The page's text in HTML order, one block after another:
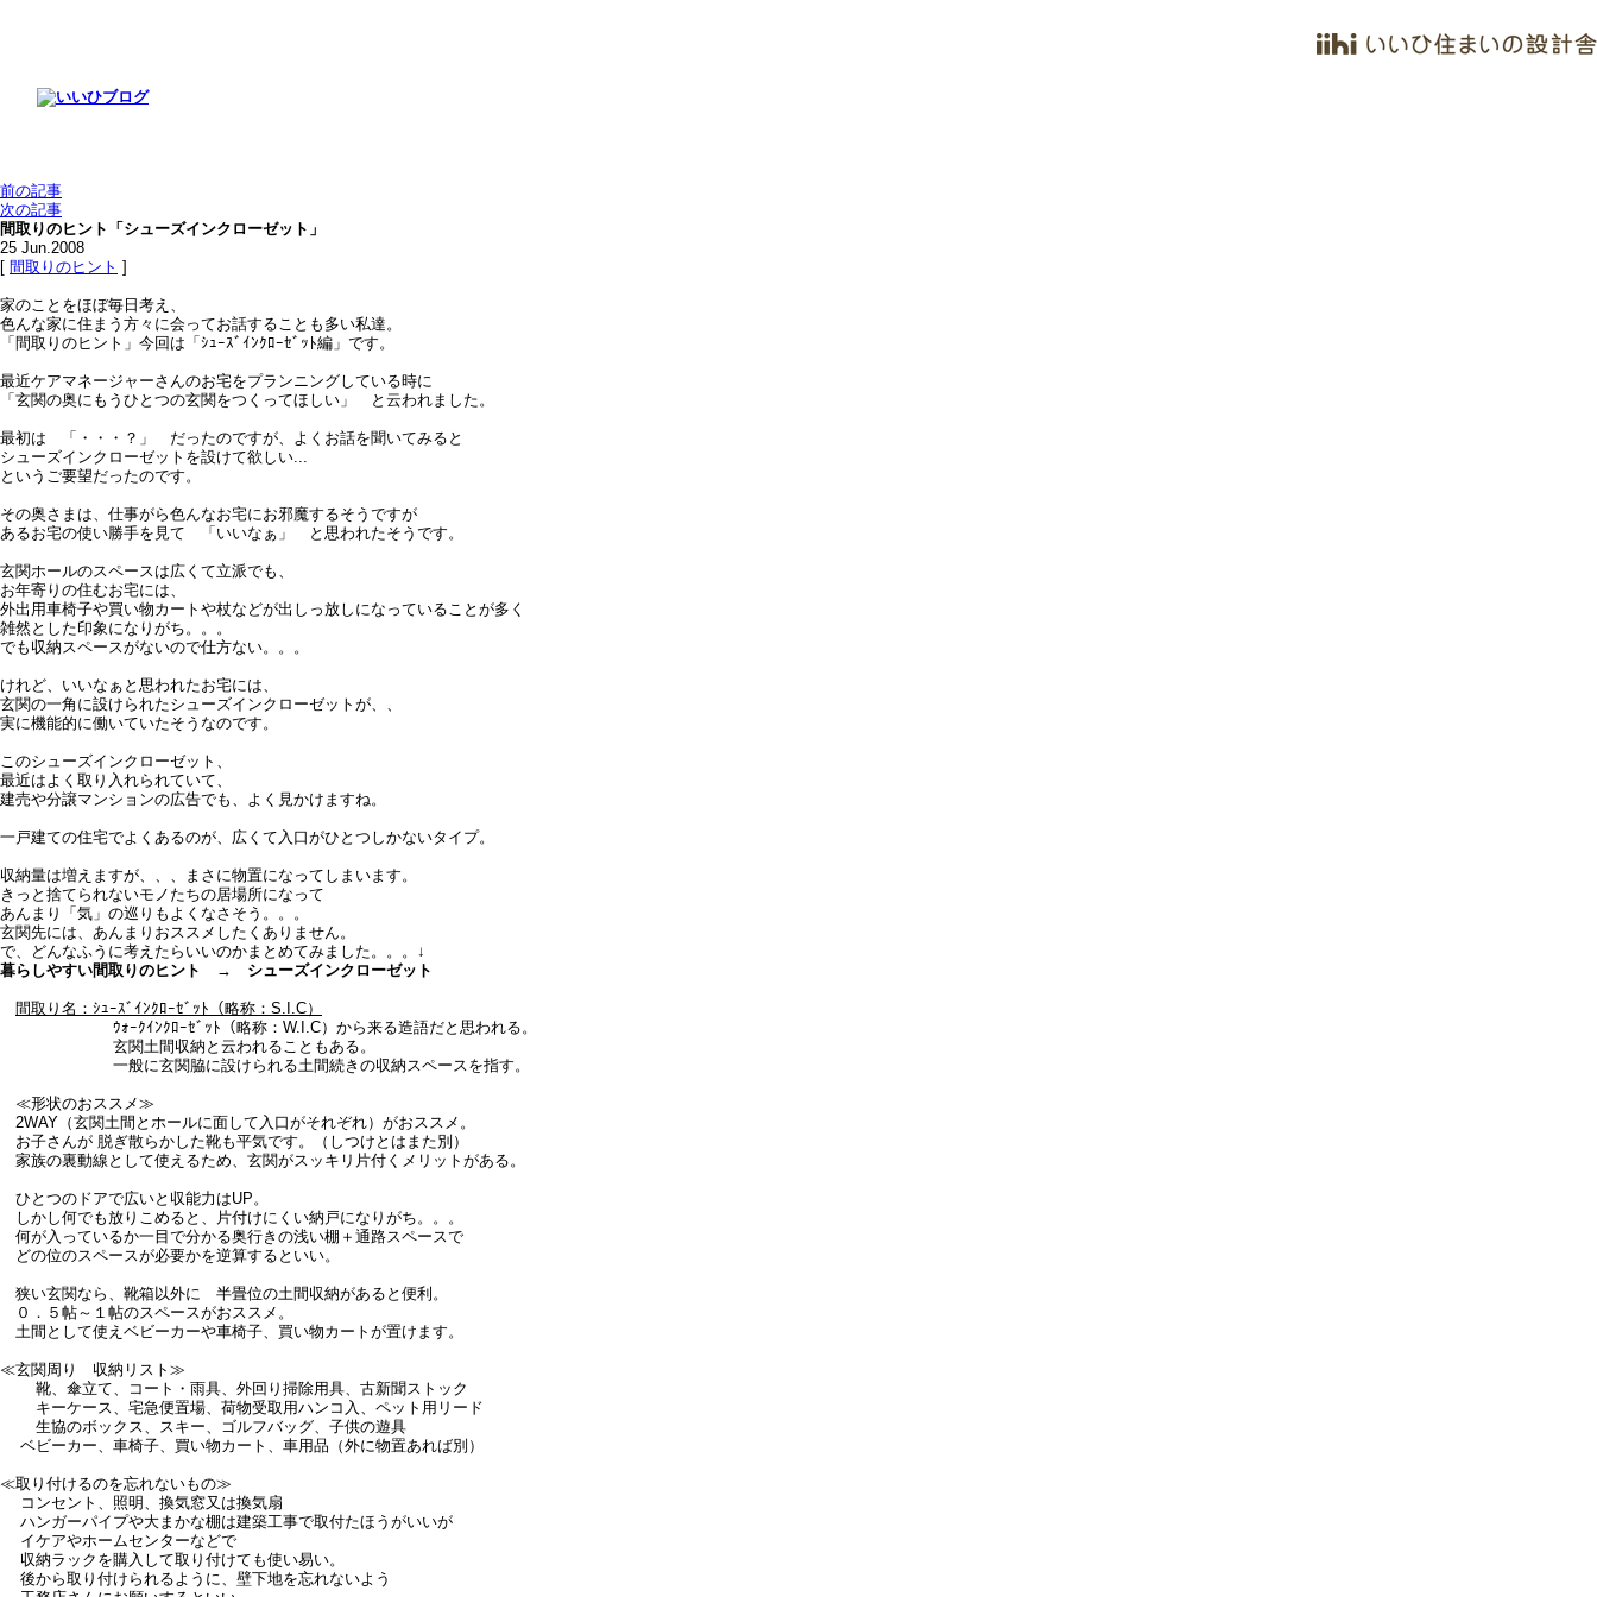
前の記事
次の記事
間取りのヒント「シューズインクローゼット」
25 Jun.2008
[ 間取りのヒント ]
家のことをほぼ毎日考え、
色んな家に住まう方々に会ってお話することも多い私達。
「間取りのヒント」今回は「ｼｭｰｽﾞｲﾝｸﾛｰｾﾞｯﾄ編」です。
最近ケアマネージャーさんのお宅をプランニングしている時に
「玄関の奥にもうひとつの玄関をつくってほしい」 と云われました。
最初は 「・・・？」 だったのですが、よくお話を聞いてみると
シューズインクローゼットを設けて欲しい...
というご要望だったのです。
その奥さまは、仕事がら色んなお宅にお邪魔するそうですが
あるお宅の使い勝手を見て 「いいなぁ」 と思われたそうです。
玄関ホールのスペースは広くて立派でも、
お年寄りの住むお宅には、
外出用車椅子や買い物カートや杖などが出しっ放しになっていることが多く
雑然とした印象になりがち。。。
でも収納スペースがないので仕方ない。。。
けれど、いいなぁと思われたお宅には、
玄関の一角に設けられたシューズインクローゼットが、、
実に機能的に働いていたそうなのです。
このシューズインクローゼット、
最近はよく取り入れられていて、
建売や分譲マンションの広告でも、よく見かけますね。
一戸建ての住宅でよくあるのが、広くて入口がひとつしかないタイプ。
収納量は増えますが、、、まさに物置になってしまいます。
きっと捨てられないモノたちの居場所になって
あんまり「気」の巡りもよくなさそう。。。
玄関先には、あんまりおススメしたくありません。
で、どんなふうに考えたらいいのかまとめてみました。。。↓
暮らしやすい間取りのヒント → シューズインクローゼット
間取り名：ｼｭｰｽﾞｲﾝｸﾛｰｾﾞｯﾄ（略称：S.I.C）
ｳｫｰｸｲﾝｸﾛｰｾﾞｯﾄ（略称：W.I.C）から来る造語だと思われる。
玄関土間収納と云われることもある。
一般に玄関脇に設けられる土間続きの収納スペースを指す。
≪形状のおススメ≫
2WAY（玄関土間とホールに面して入口がそれぞれ）がおススメ。
お子さんが 脱ぎ散らかした靴も平気です。（しつけとはまた別）
家族の裏動線として使えるため、玄関がスッキリ片付くメリットがある。
ひとつのドアで広いと収能力はUP。
しかし何でも放りこめると、片付けにくい納戸になりがち。。。
何が入っているか一目で分かる奥行きの浅い棚＋通路スペースで
どの位のスペースが必要かを逆算するといい。
狭い玄関なら、靴箱以外に 半畳位の土間収納があると便利。
０．５帖～１帖のスペースがおススメ。
土間として使えベビーカーや車椅子、買い物カートが置けます。
≪玄関周り 収納リスト≫
靴、傘立て、コート・雨具、外回り掃除用具、古新聞ストック
キーケース、宅急便置場、荷物受取用ハンコ入、ペット用リード
生協のボックス、スキー、ゴルフバッグ、子供の遊具
ベビーカー、車椅子、買い物カート、車用品（外に物置あれば別）
≪取り付けるのを忘れないもの≫
コンセント、照明、換気窓又は換気扇
ハンガーパイプや大まかな棚は建築工事で取付たほうがいいが
イケアやホームセンターなどで
収納ラックを購入して取り付けても使い易い。
後から取り付けられるように、壁下地を忘れないよう